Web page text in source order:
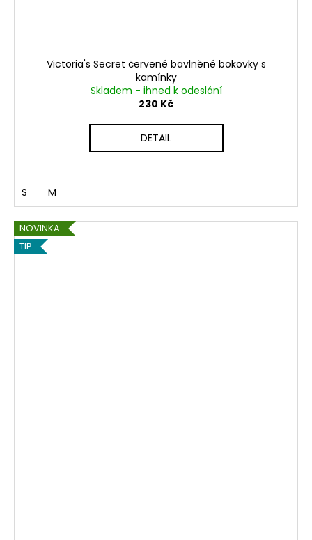
Victoria's Secret červené bavlněné bokovky s
kamínky
Skladem - ihned k odeslání
230 Kč
DETAIL
S M
NOVINKA
TIP